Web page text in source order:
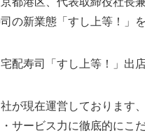
の新業態「すし上等！」
宅配寿司「すし上等！」出
が現在運営しております
サービス力に徹底的にこ